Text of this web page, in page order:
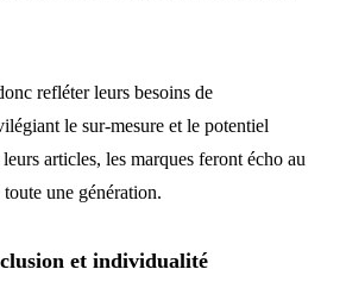
refléter leurs besoins de
le sur-mesure et le potentiel
articles, les marques feront écho au
une génération.
et individualité